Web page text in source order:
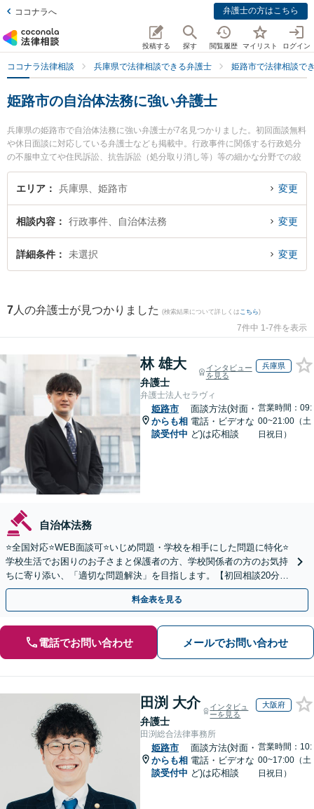
ココナラへ 弁護士の方はこちら
投稿する 探す 閲覧履歴 マイリスト ログイン
ココナラ法律相談 兵庫県で法律相談できる弁護士 姫路市で法律相談で
姫路市の自治体法務に強い弁護士
兵庫県の姫路市で自治体法務に強い弁護士が7名見つかりました。初回面談無料
や休日面談に対応している弁護士なども掲載中。行政事件に関係する行政処分
の不服申立てや住民訴訟、抗告訴訟（処分取り消し等）等の細かな分野での絞
り込み検索もでき便利です。特に天野・上垣法律会計事務所の上垣 孝俊弁護士
や姫路総合法律事務所の園田 洋輔弁護士、姫路総合法律事務所の谷本 将大弁護
い』『自治体法務のトラブル解決の実績豊富な近くの弁護士を検索したい』
『初回相談無料で自治体法務を法律相談できる姫路市内の弁護士に相談予約し
たい』などでお困りの相談者さんにおすすめです。
エリア 兵庫県、姫路市 変更
相談内容 行政事件、自治体法務 変更
詳細条件 未選択 変更
7 人の弁護士が見つかりました (検索結果について詳しくは こちら)
7件中 1-7件を表示
林 雄大
弁護士
インタビュー
を見る
兵庫県
弁護士法人セラヴィ
姫路市
からも相
談受付中
面談方法(対面・
電話・ビデオな
ど)は応相談
営業時間：09:
00~21:00（土
日祝日）
自治体法務
⭐️全国対応⭐️WEB面談可⭐️いじめ問題・学校を相手にした問題に特化⭐️
学校生活でお困りのお子さまと保護者の方、学校関係者の方のお気持
ちに寄り添い、「適切な問題解決」を目指します。【初回相談20分無
料】
料金表を見る
電話でお問い合わせ メールでお問い合わせ
田渕 大介
弁護士
インタビュ
ーを見る
大阪府
田渕総合法律事務所
姫路市
からも相
談受付中
面談方法(対面・
電話・ビデオな
ど)は応相談
営業時間：10:
00~17:00（土
日祝日）